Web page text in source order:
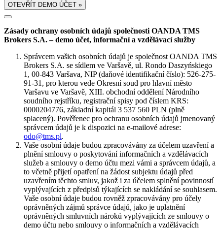
OTEVŘÍT DEMO ÚČET »
Zásady ochrany osobních údajů společnosti OANDA TMS
Brokers S.A. – demo účet, informační a vzdělávací služby
Správcem vašich osobních údajů je společnost OANDA TMS
Brokers S.A. se sídlem ve Varšavě, ul. Rondo Daszyńskiego
1, 00-843 Varšava, NIP (daňové identifikační číslo): 526-275-
91-31, pro kterou vede Okresní soud pro hlavní město
Varšavu ve Varšavě, XIII. obchodní oddělení Národního
soudního rejstříku, registrační spisy pod číslem KRS:
0000204776, základní kapitál 3 537 560 PLN (plně
splacený). Pověřenec pro ochranu osobních údajů jmenovaný
správcem údajů je k dispozici na e-mailové adrese:
odo@tms.pl.
Vaše osobní údaje budou zpracovávány za účelem uzavření a
plnění smlouvy o poskytování informačních a vzdělávacích
služeb a smlouvy o demo účtu mezi vámi a správcem údajů, a
to včetně přijetí opatření na žádost subjektu údajů před
uzavřením těchto smluv, jakož i za účelem splnění povinností
vyplývajících z předpisů týkajících se nakládání se souhlasem.
Vaše osobní údaje budou rovněž zpracovávány pro účely
oprávněných zájmů správce údajů, jako je uplatnění
oprávněných smluvních nároků vyplývajících ze smlouvy o
demo účtu nebo smlouvy o informačních a vzdělávacích